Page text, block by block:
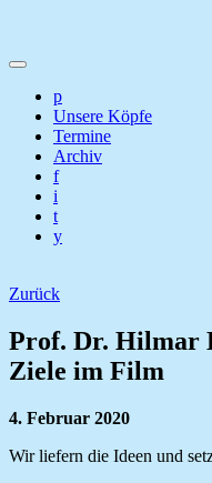
p
Unsere Köpfe
Termine
Archiv
f
i
t
y
Zurück
Prof. Dr. Hilmar
Ziele im Film
4. Februar 2020
Wir liefern die Ideen und